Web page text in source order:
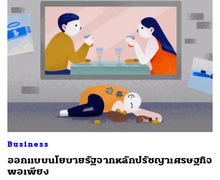
Business
ออกแบบนโยบายรัฐจากหลักปรัชญาเศรษฐกิจ
พอเพียง